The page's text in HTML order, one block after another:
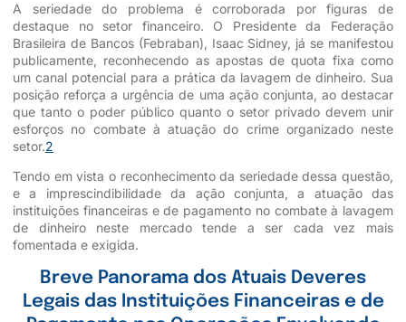
A seriedade do problema é corroborada por figuras de
destaque no setor financeiro. O Presidente da Federação
Brasileira de Bancos (Febraban), Isaac Sidney, já se manifestou
publicamente, reconhecendo as apostas de quota fixa como
um canal potencial para a prática da lavagem de dinheiro. Sua
posição reforça a urgência de uma ação conjunta, ao destacar
que tanto o poder público quanto o setor privado devem unir
esforços no combate à atuação do crime organizado neste
setor.2
Tendo em vista o reconhecimento da seriedade dessa questão,
e a imprescindibilidade da ação conjunta, a atuação das
instituições financeiras e de pagamento no combate à lavagem
de dinheiro neste mercado tende a ser cada vez mais
fomentada e exigida.
Breve Panorama dos Atuais Deveres
Legais das Instituições Financeiras e de